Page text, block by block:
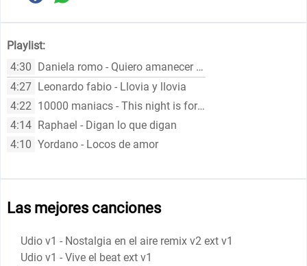
Playlist:
4:30 Daniela romo - Quiero amanecer con alguien
4:27 Leonardo fabio - Llovia y llovia
4:22 10000 maniacs - This night is for lovers
4:14 Raphael - Digan lo que digan
4:10 Yordano - Locos de amor
Las mejores canciones
Udio v1 - Nostalgia en el aire remix v2 ext v1
Udio v1 - Vive el beat ext v1